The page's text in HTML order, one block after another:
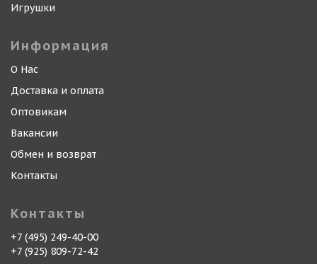
Игрушки
Информация
О Нас
Доставка и оплата
Оптовикам
Вакансии
Обмен и возврат
Контакты
Контакты
+7 (495) 249-40-00
+7 (925) 809-72-42